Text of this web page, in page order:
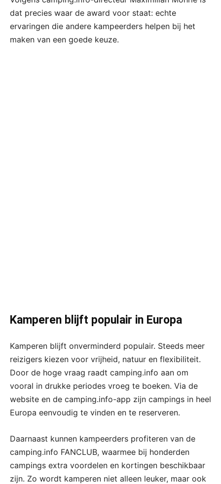
dat precies waar de award voor staat: echte
ervaringen die andere kampeerders helpen bij het
maken van een goede keuze.
Kamperen blijft populair in Europa
Kamperen blijft onverminderd populair. Steeds meer
reizigers kiezen voor vrijheid, natuur en flexibiliteit.
Door de hoge vraag raadt camping.info aan om
vooral in drukke periodes vroeg te boeken. Via de
website en de camping.info-app zijn campings in heel
Europa eenvoudig te vinden en te reserveren.
Daarnaast kunnen kampeerders profiteren van de
camping.info FANCLUB, waarmee bij honderden
campings extra voordelen en kortingen beschikbaar
zijn. Zo wordt kamperen niet alleen leuker, maar ook